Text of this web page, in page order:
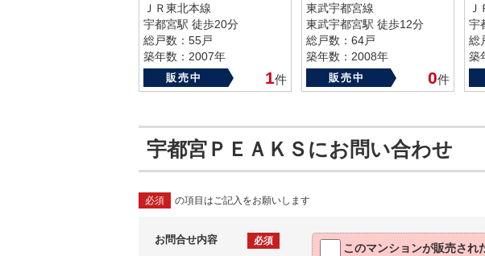
ＪＲ東北本線
宇都宮駅 徒歩20分
総戸数：55戸
築年数：2007年
販売中 1件
東武宇都宮線
東武宇都宮駅 徒歩12分
総戸数：64戸
築年数：2008年
販売中 0件
Ｊ
宇
総
築
宇都宮ＰＥＡＫＳにお問い合わせ
必須 の項目はご記入をお願いします
お問合せ内容 必須
このマンションが販売され